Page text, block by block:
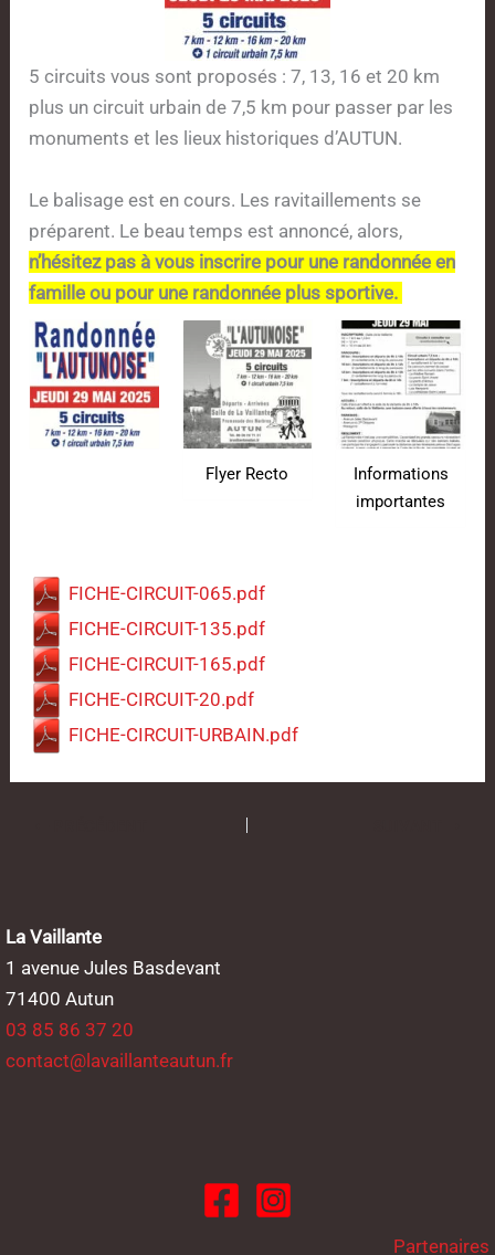
5 circuits vous sont proposés : 7, 13, 16 et 20 km
plus un circuit urbain de 7,5 km pour passer par les
monuments et les lieux historiques d’AUTUN.
Le balisage est en cours. Les ravitaillements se
préparent. Le beau temps est annoncé, alors,
n’hésitez pas à vous inscrire pour une randonnée en
famille ou pour une randonnée plus sportive.
Flyer Recto
Informations
importantes
FICHE-CIRCUIT-065.pdf
FICHE-CIRCUIT-135.pdf
FICHE-CIRCUIT-165.pdf
FICHE-CIRCUIT-20.pdf
FICHE-CIRCUIT-URBAIN.pdf
La Vaillante
1 avenue Jules Basdevant
71400 Autun
03 85 86 37 20
contact@lavaillanteautun.fr
Partenaires